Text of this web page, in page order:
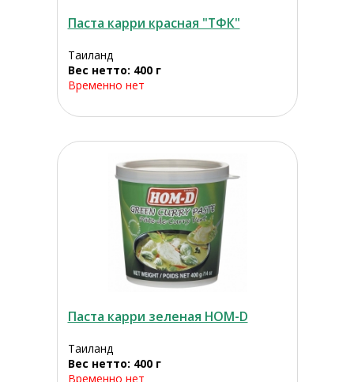
Паста карри красная "ТФК"
Таиланд
Вес нетто: 400 г
Временно нет
Паста карри зеленая HOM-D
Таиланд
Вес нетто: 400 г
Временно нет